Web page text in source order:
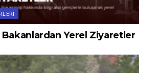
Bakanlardan Yerel Ziyaretler